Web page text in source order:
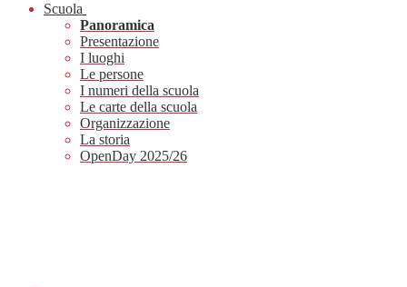
Scuola
Panoramica
Presentazione
I luoghi
Le persone
I numeri della scuola
Le carte della scuola
Organizzazione
La storia
OpenDay 2025/26